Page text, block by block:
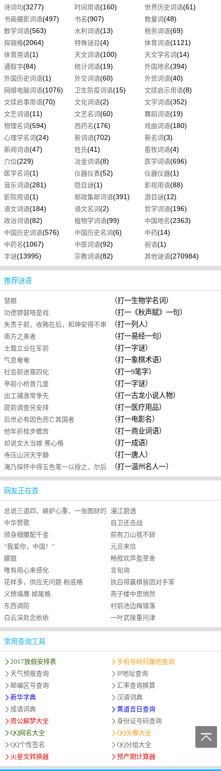
诗词句(3277) 时间用语(160) 世界历史词语(61)
书画摄影词语(497) 书名(907) 数量词(48)
数学词语(563) 水利词语(13) 税务词语(69)
探骊格(2064) 特殊谜目 (4) 体育词语(1121)
体育用语(1) 天文词语(100) 天文学名词(14)
通假字(84) 统计词语(19) 外国地名(394)
外国历史词语(1) 外交词语(60) 外贸词语(40)
网络电脑词语(1076) 卫生防疫词语(15) 文牍启示用语(8)
文牍启事用语(70) 文化词语(2) 文学词语(352)
文艺词语(11) 文艺名词(60) 舞蹈词语(19)
物理名词(594) 西药名(176) 戏曲词语(180)
心理学名词(24) 新词语(702) 新名词(3)
新闻词语(47) 姓氏(41) 畜牧词语(4)
穴位(229) 冶金词语(8) 医学词语(696)
医学名词(1) 仪器仪表(52) 仪器仪器(1)
音乐词语(281) 隐目谜(1) 影视用语(88)
影院用语(1) 邮政集邮词语(391) 游目谜(12)
语文词语(184) 语文名词(2) 哲学词语(196)
政治词语(82) 植物学词语(99) 中国地名(2363)
中国历史词语(576) 中国历史名词(6) 中药(14)
中药名(1067) 中医词语(92) 祝语(1)
字谜(13995) 宗教词语(82) 其他谜语(270984)
推荐谜语
慧眼 （打一生物学名词）
功德锣鼓唔是戏 （打一《秋声赋》一句）
失责于前，收贿在后，和珅安得不审 （打一列人）
南方之美者 （打一易经一句）
士载立业在军前 （打一字谜）
气息奄奄 （打一象棋术语）
社会前进靠四化 （打一9笔字）
亭前小桥曾几度 （打一字谜）
出工捕渔常争先 （打一古龙小说人物）
提前调查另安排 （打一医疗用品）
后世必有因色而亡其国者 （打一电影名）
他年折桂步蟾宫 （打一商业词语）
却说女大当嫁·蕉心格 （打一成语）
寺压山河天宇静 （打一唐人）
淹乃探怀中得五色笔一以授之，尔后
诗绝无美句，时人谓之才尽
（打一温州名人一）
网友正在查
总说三道四，嫉妒心重，一张图财的
脸
漫江碧透
中华赞歌
自卫还击战
颀身细腰配千金
前有刀山我不辞
“我爱你，中国！”
元旦来信
朦胧
畅叙欢声盈草舍
唯有用心来感化
言旬询
花样多，供应无问题·粉底格
执白得赢棋皆因对手笨
义愤填膺·掉尾格
燕子楼中思悄然
东西调防
村前池边梅错落
白云深处念依依
一叶武陵重问津
常用查询工具
2017放假安排表
手机号码归属地查询
天气预报查询
IP地址查询
邮编区号查询
汇率查询换算
新华字典
汉语词典
成语词典
黄道吉日查询
周公解梦大全
身份证号码查询
QQ网名大全
QQ头像大全
QQ个性签名
QQ分组大全
火星文转换器
预产期计算器